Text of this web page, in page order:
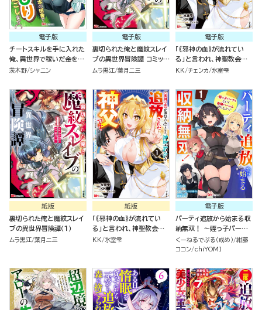
電子版
チートスキルを手に入れた
俺、異世界で稼いだ金を元
に日本の田舎でのんびり過
版）
茨木野 シャニン
電子版
裏切られた俺と魔紋スレイ
ブの異世界冒険譚 コミック
版 （1）
ムラ黒江 葉月二三
電子版
「《邪神の血》が流れてい
る」と言われ、神聖教会を
追放された神父です。 ～理
されたら、信仰対象の女神
様も一緒についてきちゃい
ました～ コミック版 （1）
KK チェンカ 氷室雫
紙版
裏切られた俺と魔紋スレイ
ブの異世界冒険譚（１）
ムラ黒江 葉月二三
紙版
「《邪神の血》が流れてい
る」と言われ、神聖教会を
追放された神父です。 ～理
様も一緒についてきちゃい
ました～ （１）
KK 氷室雫
電子版
パーティ追放から始まる収
納無双！ ～姪っ子パーテ
ィといく最強ハーレム成り
上がり～ コミック版（分冊
くーねるでぶる（戒め） 紺藤
ココン chiYOMI